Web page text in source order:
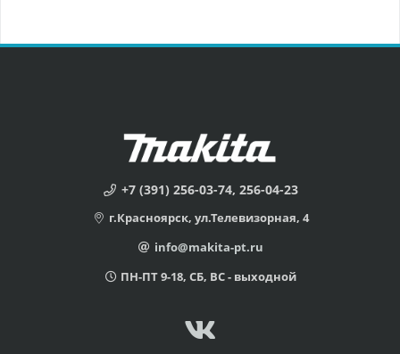
+7 (391) 256-03-74, 256-04-23
г.Красноярск, ул.Телевизорная, 4
info@makita-pt.ru
ПН-ПТ 9-18, СБ, ВС - выходной